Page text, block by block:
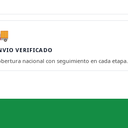
VERIFICADO
nacional con seguimiento en cada etapa.